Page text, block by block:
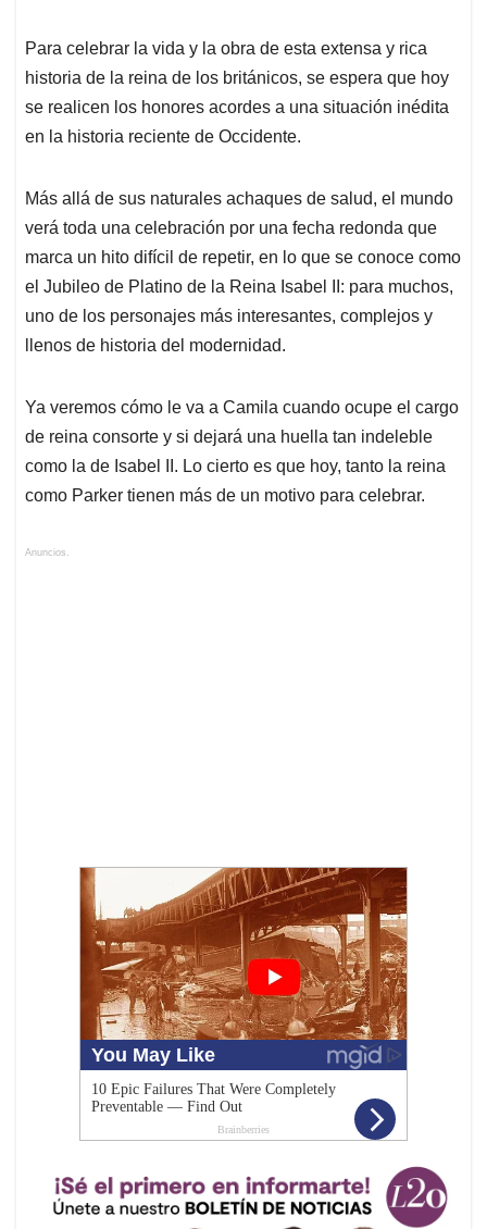
Para celebrar la vida y la obra de esta extensa y rica
historia de la reina de los británicos, se espera que hoy
se realicen los honores acordes a una situación inédita
en la historia reciente de Occidente.
Más allá de sus naturales achaques de salud, el mundo
verá toda una celebración por una fecha redonda que
marca un hito difícil de repetir, en lo que se conoce como
el Jubileo de Platino de la Reina Isabel II: para muchos,
uno de los personajes más interesantes, complejos y
llenos de historia del modernidad.
Ya veremos cómo le va a Camila cuando ocupe el cargo
de reina consorte y si dejará una huella tan indeleble
como la de Isabel II. Lo cierto es que hoy, tanto la reina
como Parker tienen más de un motivo para celebrar.
Anuncios.